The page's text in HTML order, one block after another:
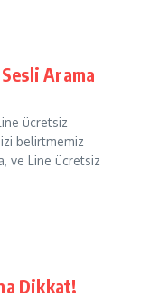
Arama
ücretsiz
belirtmemiz
ve Line ücretsiz
Dikkat!